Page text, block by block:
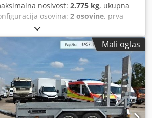
nosivost: 2.775 kg, ukupna
osovina: 2 osovine, prva
, dužina tovarnog prostora:
1.650 mm, ukupna širina:2.435
, A15 GW26NG00315
mašine proizvođača STEMA, tip
3.500 kg, niskopodni prikolica,
km/h, sa aluminijumskim rampama,
mnogo toga. Zadržavamo pravo na
Visina utovara 500 mm Csdpoym
Mali oglas